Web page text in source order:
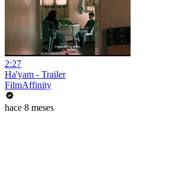
2:27
Ha'yam - Trailer
FilmAffinity
hace 8 meses